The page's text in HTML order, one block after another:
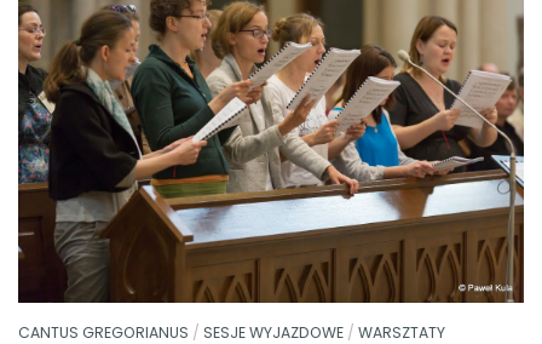
CANTUS GREGORIANUS / SESJE WYJAZDOWE / WARSZTATY